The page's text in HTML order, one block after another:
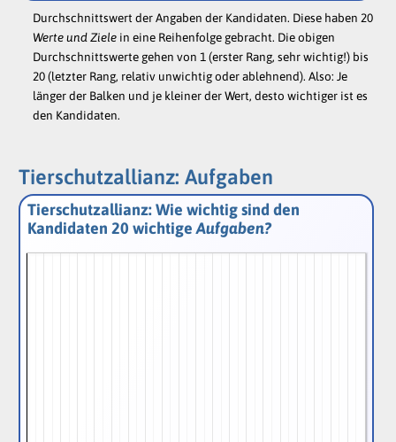
Durchschnittswert der Angaben der Kandidaten. Diese haben 20
Werte und Ziele in eine Reihenfolge gebracht. Die obigen
Durchschnittswerte gehen von 1 (erster Rang, sehr wichtig!) bis
20 (letzter Rang, relativ unwichtig oder ablehnend). Also: Je
länger der Balken und je kleiner der Wert, desto wichtiger ist es
den Kandidaten.
Tierschutzallianz: Aufgaben
Tierschutzallianz: Wie wichtig sind den
Kandidaten 20 wichtigeAufgaben?